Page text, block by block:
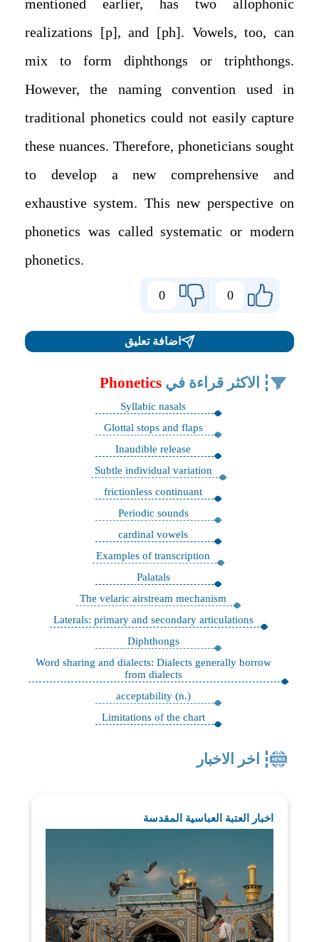
mentioned earlier, has two allophonic
realizations [p], and [ph]. Vowels, too, can
mix to form diphthongs or triphthongs.
However, the naming convention used in
traditional phonetics could not easily capture
these nuances. Therefore, phoneticians sought
to develop a new comprehensive and
exhaustive system. This new perspective on
phonetics was called systematic or modern
phonetics.
0
0
اضافة تعليق
الاكثر قراءة في Phonetics
Syllabic nasals
Glottal stops and flaps
Inaudible release
Subtle individual variation
frictionless continuant
Periodic sounds
cardinal vowels
Examples of transcription
Palatals
The velaric airstream mechanism
Laterals: primary and secondary articulations
Diphthongs
Word sharing and dialects: Dialects generally borrow
from dialects
acceptability (n.)
Limitations of the chart
اخر الاخبار
اخبار العتبة العباسية المقدسة